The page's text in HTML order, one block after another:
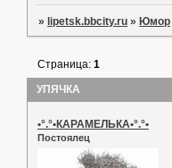
»lipetsk.bbcity.ru »Юмор
УПЯЧКА
Страница:1
•°.°•КАРАМЕЛЬКА•°.°•
Постоялец